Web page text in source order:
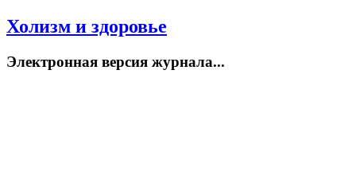
Холизм и здоровье
Электронная версия журнала...